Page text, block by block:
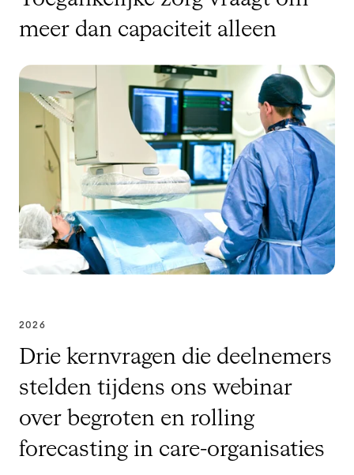
meer dan capaciteit alleen
2026
Drie kernvragen die deelnemers
stelden tijdens ons webinar
over begroten en rolling
forecasting in care-organisaties